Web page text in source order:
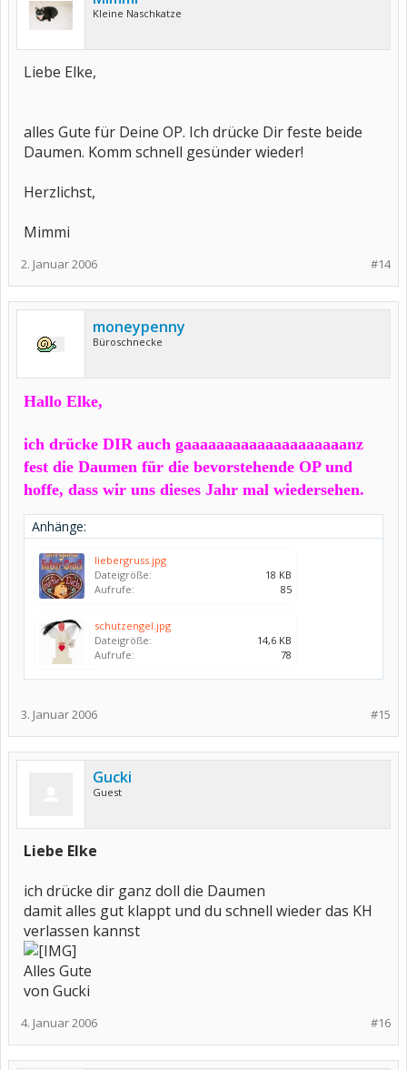
Kleine Naschkatze
Liebe Elke,
alles Gute für Deine OP. Ich drücke Dir feste beide
Daumen. Komm schnell gesünder wieder!
Herzlichst,
Mimmi
#14
2. Januar 2006
moneypenny
Büroschnecke
Hallo Elke,
ich drücke DIR auch gaaaaaaaaaaaaaaaaaaaanz
fest die Daumen für die bevorstehende OP und
hoffe, dass wir uns dieses Jahr mal wiedersehen.
Anhänge:
liebergruss.jpg
Dateigröße:
18 KB
Aufrufe:
85
schutzengel.jpg
Dateigröße:
14,6 KB
Aufrufe:
78
#15
3. Januar 2006
Gucki
Guest
Liebe Elke
ich drücke dir ganz doll die Daumen
damit alles gut klappt und du schnell wieder das KH
verlassen kannst
Alles Gute
von Gucki
#16
4. Januar 2006